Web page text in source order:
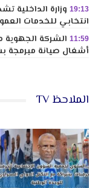
19:13 وزارة الداخلية
انتخابي للخدمات
11:59 الشركة
أشغال صيانة مبرمجة
الملاحظ TV